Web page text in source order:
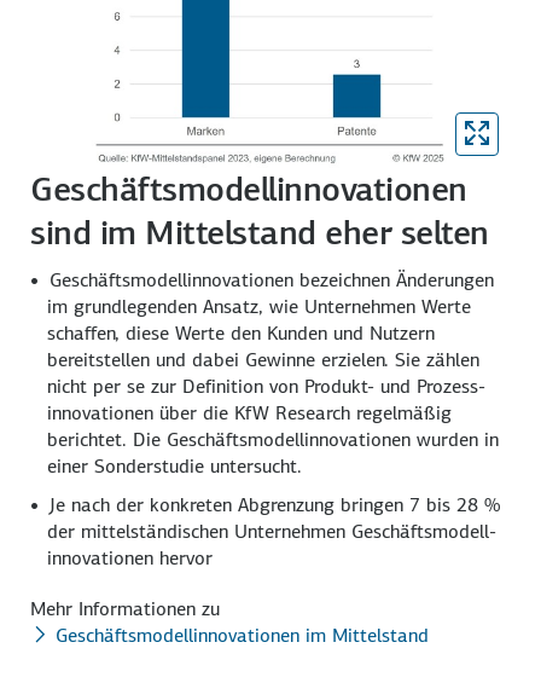
Geschäftsmodellinnovationen
sind im Mittelstand eher selten
Geschäftsmodell­innovationen bezeichnen Änderungen
im grundlegenden Ansatz, wie Unternehmen Werte
schaffen, diese Werte den Kunden und Nutzern
bereitstellen und dabei Gewinne erzielen. Sie zählen
nicht per se zur Definition von Produkt- und Prozess­
innovationen über die KfW Research regelmäßig
berichtet. Die Geschäftsmodell­innovationen wurden in
einer Sonderstudie untersucht.
Je nach der konkreten Abgrenzung bringen 7 bis28 %
der mittelständischen Unternehmen Geschäftsmodell­
innovationen hervor
Mehr Informationen zu
Geschäftsmodellinnovationen im Mittelstand